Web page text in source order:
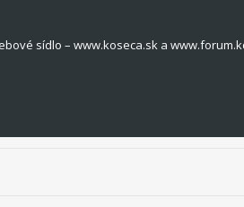
sídlo – www.koseca.sk a